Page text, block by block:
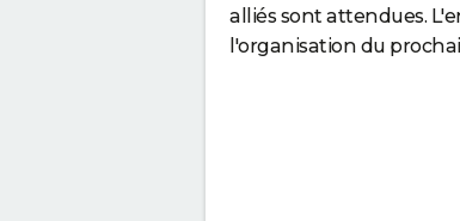
alliés sont attendues.
l'organisation du